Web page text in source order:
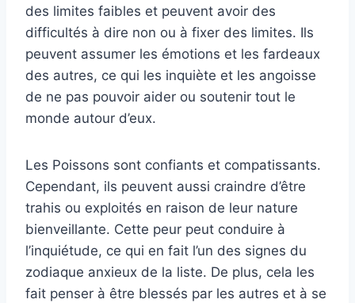
des limites faibles et peuvent avoir des
difficultés à dire non ou à fixer des limites. Ils
peuvent assumer les émotions et les fardeaux
des autres, ce qui les inquiète et les angoisse
de ne pas pouvoir aider ou soutenir tout le
monde autour d’eux.
Les Poissons sont confiants et compatissants.
Cependant, ils peuvent aussi craindre d’être
trahis ou exploités en raison de leur nature
bienveillante. Cette peur peut conduire à
l’inquiétude, ce qui en fait l’un des signes du
zodiaque anxieux de la liste. De plus, cela les
fait penser à être blessés par les autres et à se